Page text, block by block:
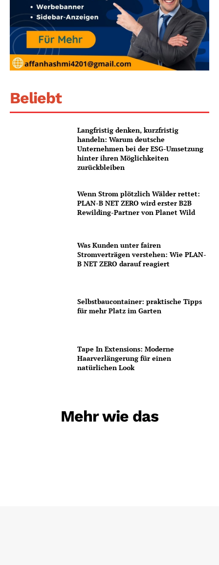
Beliebt
Langfristig denken, kurzfristig
handeln: Warum deutsche
Unternehmen bei der ESG-Umsetzung
hinter ihren Möglichkeiten
zurückbleiben
Wenn Strom plötzlich Wälder rettet:
PLAN-B NET ZERO wird erster B2B
Rewilding-Partner von Planet Wild
Was Kunden unter fairen
Stromverträgen verstehen: Wie PLAN-
B NET ZERO darauf reagiert
Selbstbaucontainer: praktische Tipps
für mehr Platz im Garten
Tape In Extensions: Moderne
Haarverlängerung für einen
natürlichen Look
Mehr wie das